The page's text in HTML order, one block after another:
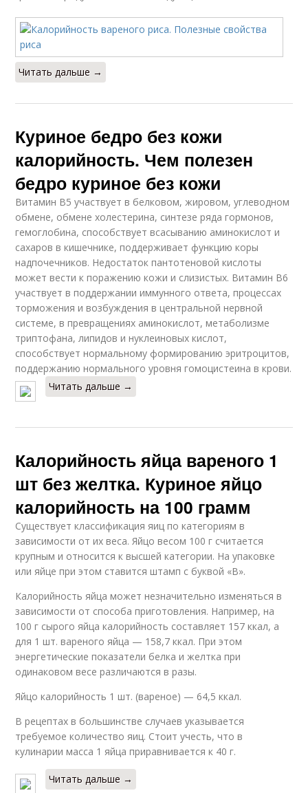
Читать дальше →
Куриное бедро без кожи
калорийность. Чем полезен
бедро куриное без кожи
Витамин В5 участвует в белковом, жировом, углеводном
обмене, обмене холестерина, синтезе ряда гормонов,
гемоглобина, способствует всасыванию аминокислот и
сахаров в кишечнике, поддерживает функцию коры
надпочечников. Недостаток пантотеновой кислоты
может вести к поражению кожи и слизистых. Витамин В6
участвует в поддержании иммунного ответа, процессах
торможения и возбуждения в центральной нервной
системе, в превращениях аминокислот, метаболизме
триптофана, липидов и нуклеиновых кислот,
способствует нормальному формированию эритроцитов,
поддержанию нормального уровня гомоцистеина в крови.
Читать дальше →
Калорийность яйца вареного 1
шт без желтка. Куриное яйцо
калорийность на 100 грамм
Существует классификация яиц по категориям в
зависимости от их веса. Яйцо весом 100 г считается
крупным и относится к высшей категории. На упаковке
или яйце при этом ставится штамп с буквой «В».
Калорийность яйца может незначительно изменяться в
зависимости от способа приготовления. Например, на
100 г сырого яйца калорийность составляет 157 ккал, а
для 1 шт. вареного яйца — 158,7 ккал. При этом
энергетические показатели белка и желтка при
одинаковом весе различаются в разы.
Яйцо калорийность 1 шт. (вареное) — 64,5 ккал.
В рецептах в большинстве случаев указывается
требуемое количество яиц. Стоит учесть, что в
кулинарии масса 1 яйца приравнивается к 40 г.
Читать дальше →